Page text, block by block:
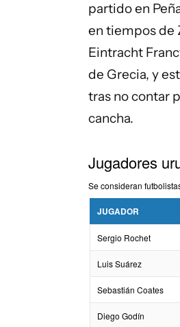
partido en
en tiempos de
Eintracht
de Grecia, y
tras no contar
cancha.